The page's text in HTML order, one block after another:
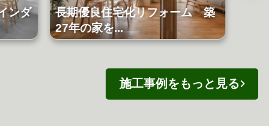
ンダ
長期優良住宅化リフォーム 築
27年の家を...
施工事例をもっと見る